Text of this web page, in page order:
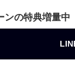
ンの特典増量中